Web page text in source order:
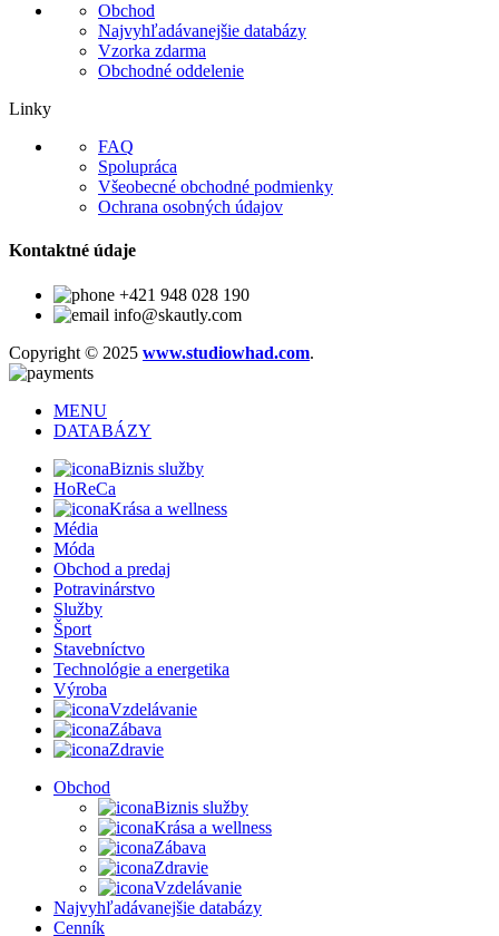
Obchod
Najvyhľadávanejšie databázy
Vzorka zdarma
Obchodné oddelenie
Linky
FAQ
Spolupráca
Všeobecné obchodné podmienky
Ochrana osobných údajov
Kontaktné údaje
+421 948 028 190
info@skautly.com
Copyright © 2025 www.studiowhad.com.
MENU
DATABÁZY
Biznis služby
HoReCa
Krása a wellness
Média
Móda
Obchod a predaj
Potravinárstvo
Služby
Šport
Stavebníctvo
Technológie a energetika
Výroba
Vzdelávanie
Zábava
Zdravie
Obchod
Biznis služby
Krása a wellness
Zábava
Zdravie
Vzdelávanie
Najvyhľadávanejšie databázy
Cenník